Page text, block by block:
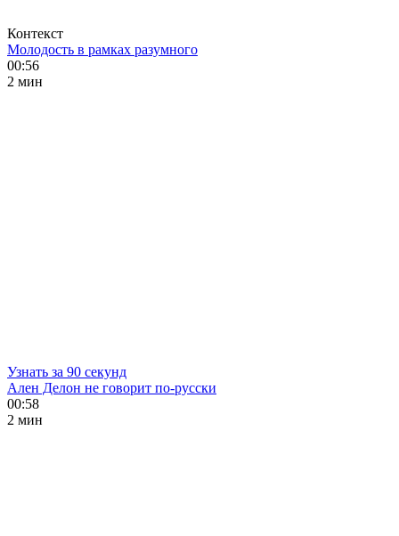
Контекст
Молодость в рамках разумного
00:56
2 мин
Узнать за 90 секунд
Ален Делон не говорит по-русски
00:58
2 мин